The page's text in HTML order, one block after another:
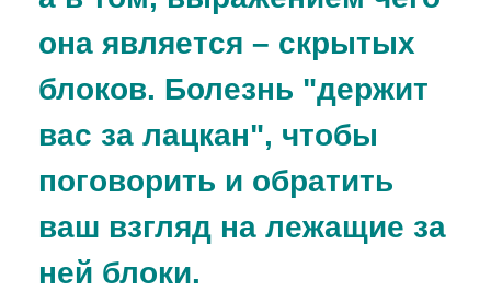
она является – скрытых
блоков. Болезнь "держит
вас за лацкан", чтобы
поговорить и обратить
ваш взгляд на лежащие за
ней блоки.